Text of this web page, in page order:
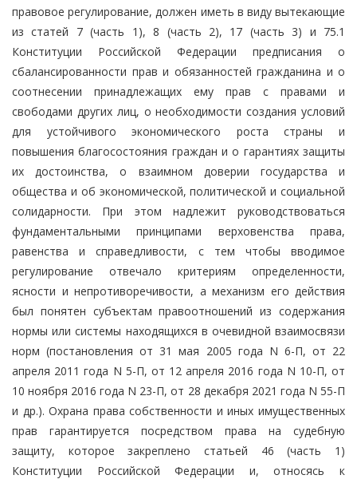
правовое регулирование, должен иметь в виду вытекающие
из статей 7 (часть 1), 8 (часть 2), 17 (часть 3) и 75.1
Конституции Российской Федерации предписания о
сбалансированности прав и обязанностей гражданина и о
соотнесении принадлежащих ему прав с правами и
свободами других лиц, о необходимости создания условий
для устойчивого экономического роста страны и
повышения благосостояния граждан и о гарантиях защиты
их достоинства, о взаимном доверии государства и
общества и об экономической, политической и социальной
солидарности. При этом надлежит руководствоваться
фундаментальными принципами верховенства права,
равенства и справедливости, с тем чтобы вводимое
регулирование отвечало критериям определенности,
ясности и непротиворечивости, а механизм его действия
был понятен субъектам правоотношений из содержания
нормы или системы находящихся в очевидной взаимосвязи
норм (постановления от 31 мая 2005 года N 6-П, от 22
апреля 2011 года N 5-П, от 12 апреля 2016 года N 10-П, от
10 ноября 2016 года N 23-П, от 28 декабря 2021 года N 55-П
и др.). Охрана права собственности и иных имущественных
прав гарантируется посредством права на судебную
защиту, которое закреплено статьей 46 (часть 1)
Конституции Российской Федерации и, относясь к